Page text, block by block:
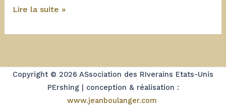
29
2024
Paris
Lire la suite »
Copyright © 2026 ASsociation des RIverains Etats-Unis
PErshing | conception & réalisation :
www.jeanboulanger.com